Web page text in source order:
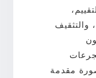
والتثقيف
مقدمة